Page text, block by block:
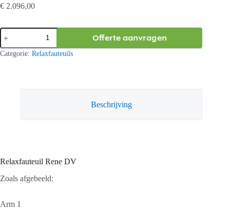
€ 2.096,00
Relaxfauteuil
Rene
DV
aantal
Offerte aanvragen
Categorie: Relaxfauteuils
Beschrijving
Relaxfauteuil Rene DV
Zoals afgebeeld:
Arm 1